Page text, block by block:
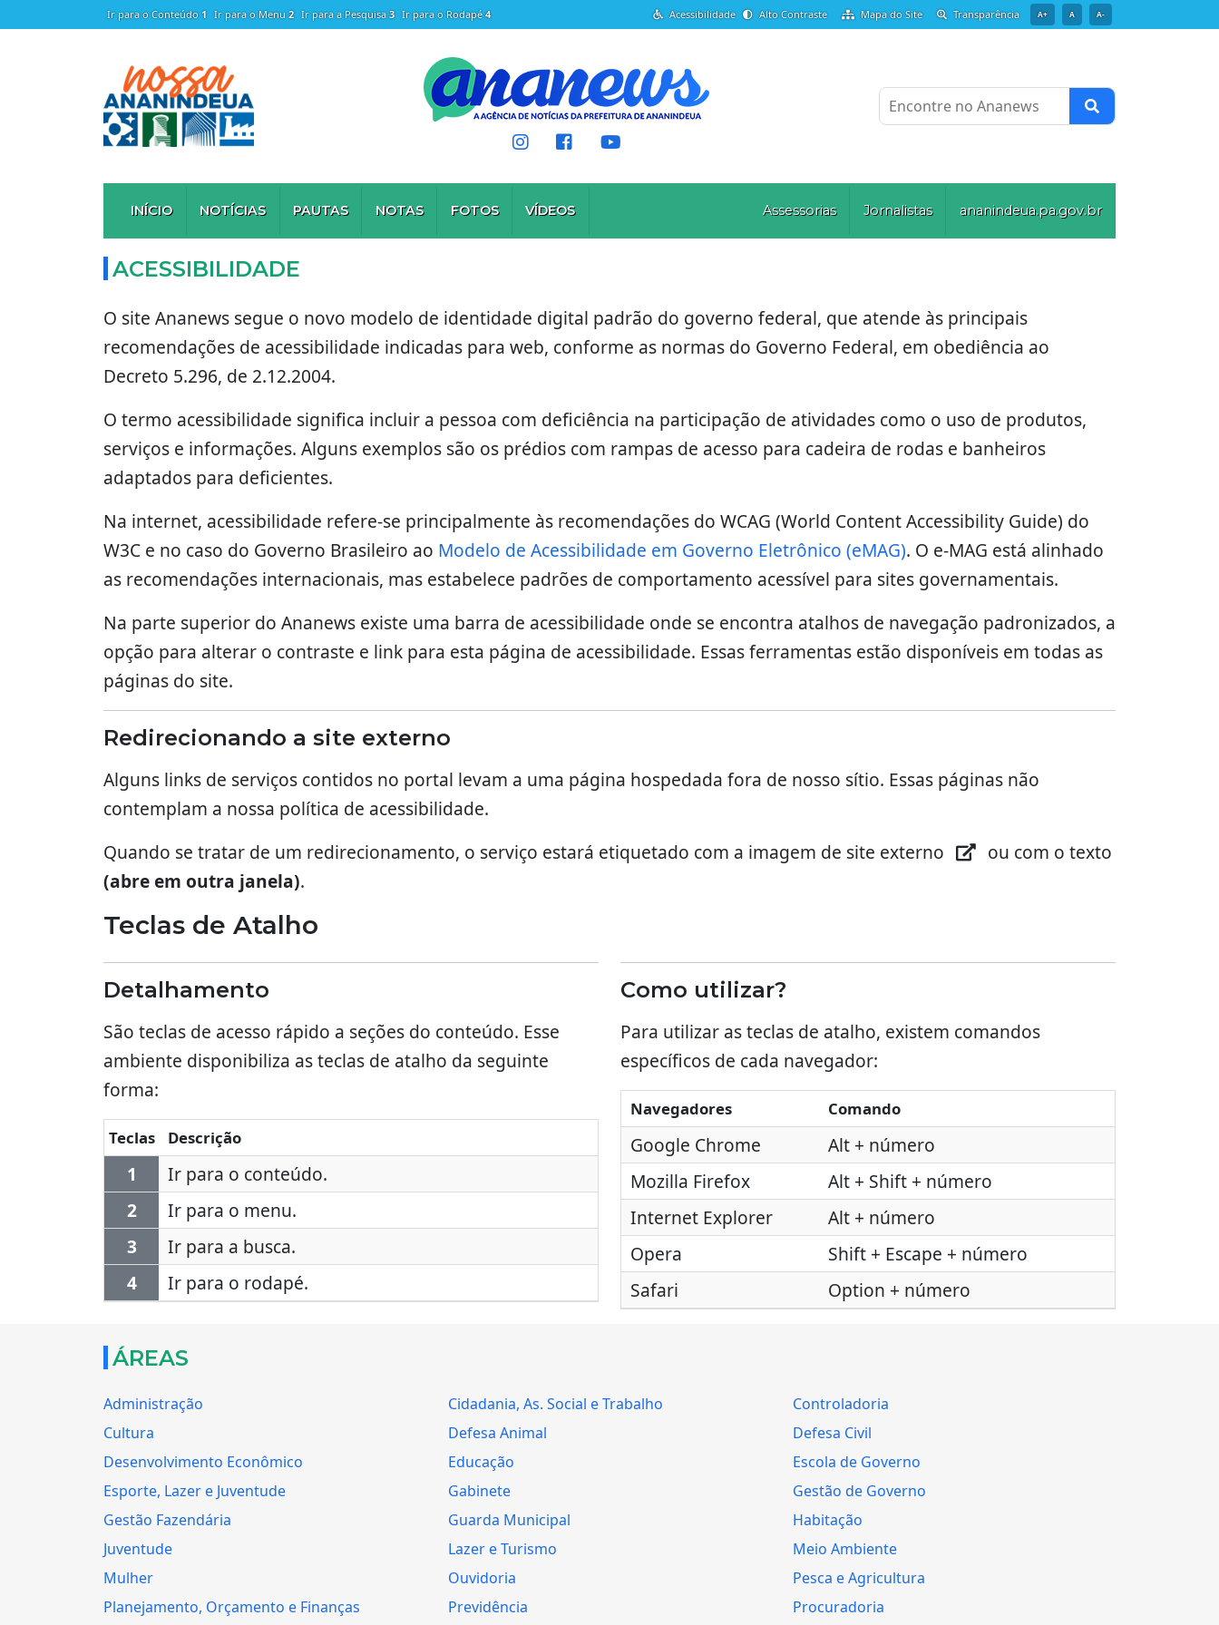
Ir para o Conteúdo 1 Ir para o Menu 2 Ir para a Pesquisa 3 Ir para o Rodapé4 Acessibilidade Alto Contraste Mapa do Site Transparência A+ A A-
Encontre no Ananews
INÍCIO NOTÍCIAS PAUTAS NOTAS FOTOS VÍDEOS Assessorias Jornalistas ananindeua.pa.gov.br
ACESSIBILIDADE
O site Ananews segue o novo modelo de identidade digital padrão do governo federal, que atende às principais
recomendações de acessibilidade indicadas para web, conforme as normas do Governo Federal, em obediência ao
Decreto 5.296, de 2.12.2004.
O termo acessibilidade significa incluir a pessoa com deficiência na participação de atividades como o uso de produtos,
serviços e informações. Alguns exemplos são os prédios com rampas de acesso para cadeira de rodas e banheiros
adaptados para deficientes.
Na internet, acessibilidade refere-se principalmente às recomendações do WCAG (World Content Accessibility Guide) do
W3C e no caso do Governo Brasileiro ao Modelo de Acessibilidade em Governo Eletrônico (eMAG). O e-MAG está alinhado
as recomendações internacionais, mas estabelece padrões de comportamento acessível para sites governamentais.
Na parte superior do Ananews existe uma barra de acessibilidade onde se encontra atalhos de navegação padronizados, a
opção para alterar o contraste e link para esta página de acessibilidade. Essas ferramentas estão disponíveis em todas as
páginas do site.
Redirecionando a site externo
Alguns links de serviços contidos no portal levam a uma página hospedada fora de nosso sítio. Essas páginas não
contemplam a nossa política de acessibilidade.
Quando se tratar de um redirecionamento, o serviço estará etiquetado com a imagem de site externo
ou com o texto
(abre em outra janela).
Teclas de Atalho
Detalhamento
São teclas de acesso rápido a seções do conteúdo. Esse
ambiente disponibiliza as teclas de atalho da seguinte
forma:
Teclas Descrição
1
Ir para o conteúdo.
2
Ir para o menu.
3
Ir para a busca.
4
Ir para o rodapé.
Como utilizar?
Para utilizar as teclas de atalho, existem comandos
específicos de cada navegador:
Navegadores Comando
Google Chrome
Alt + número
Mozilla Firefox
Alt + Shift + número
Internet Explorer
Alt + número
Opera
Shift + Escape + número
Safari
Option + número
ÁREAS
Administração Cidadania, As. Social e Trabalho
Controladoria
Cultura
Defesa Animal
Defesa Civil
Desenvolvimento Econômico
Educação
Escola de Governo
Esporte, Lazer e Juventude
Gabinete
Gestão de Governo
Gestão Fazendária
Guarda Municipal
Habitação
Juventude
Lazer e Turismo
Meio Ambiente
Mulher
Ouvidoria
Pesca e Agricultura
Planejamento, Orçamento e Finanças
Previdência Procuradoria